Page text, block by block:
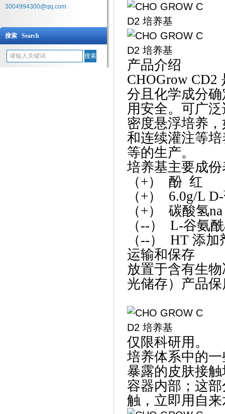
3004994300@qq.com
搜索 Search
产品介绍
CHOGrow CD2
分且化学成分
用安全。可广
密度悬浮培养
和连续灌注等
等的生产。
培养基主要成份
（+） 酚 红
（+） 6.0g/L
（+） 碳酸氢na
（--） L-谷氨酰
（--） HT 添加
运输和保存
放置于含有生
光储存）产品
仅限科研用。
培养体系中的
暴露的皮肤接
容器内部；这
触，立即用自